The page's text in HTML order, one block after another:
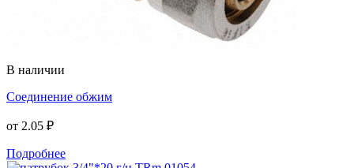
В наличии
Соединение обжим
от 2.05 ₽
Подробнее